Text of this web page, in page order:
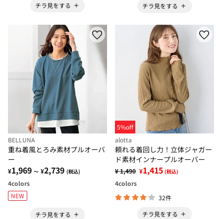
チラ見をする
チラ見をする
BELLUNA
重ね着風とろみ素材プルオーバ
ー
¥1,969 ～ ¥2,739 (税込)
4colors
NEW
チラ見をする
5%off
alotta
頼れる着回し力！立体ジャガー
ド素材インナープルオーバー
¥ 1,490 ¥1,415 (税込)
4colors
32件
チラ見をする